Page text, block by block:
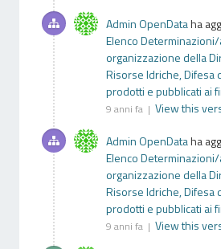
Admin OpenDataha
Elenco
organizzazione della
Risorse Idriche, Difesa
prodotti e pubblicati ai
9 anni fa | View this
Admin OpenDataha
Elenco
organizzazione della
Risorse Idriche, Difesa
prodotti e pubblicati ai
9 anni fa | View this